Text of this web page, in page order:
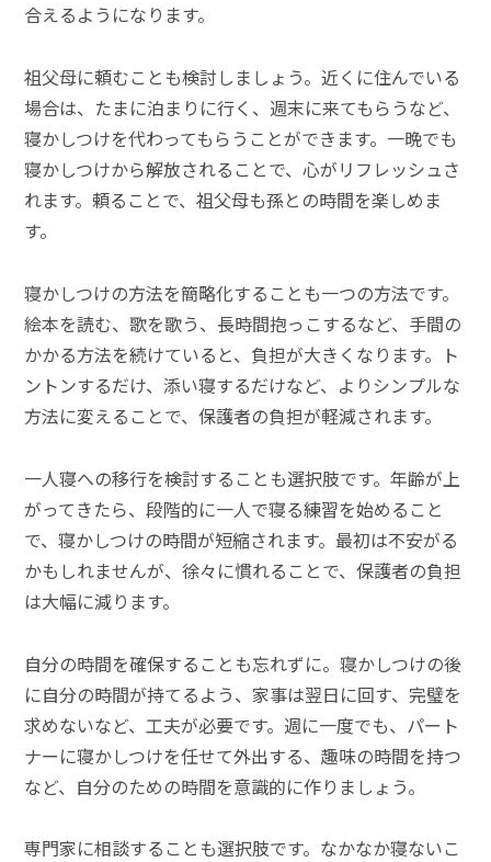
合えるようになります。
祖父母に頼むことも検討しましょう。近くに住んでいる
場合は、たまに泊まりに行く、週末に来てもらうなど、
寝かしつけを代わってもらうことができます。一晩でも
寝かしつけから解放されることで、心がリフレッシュさ
れます。頼ることで、祖父母も孫との時間を楽しめま
す。
寝かしつけの方法を簡略化することも一つの方法です。
絵本を読む、歌を歌う、長時間抱っこするなど、手間の
かかる方法を続けていると、負担が大きくなります。ト
ントンするだけ、添い寝するだけなど、よりシンプルな
方法に変えることで、保護者の負担が軽減されます。
一人寝への移行を検討することも選択肢です。年齢が上
がってきたら、段階的に一人で寝る練習を始めること
で、寝かしつけの時間が短縮されます。最初は不安がる
かもしれませんが、徐々に慣れることで、保護者の負担
は大幅に減ります。
自分の時間を確保することも忘れずに。寝かしつけの後
に自分の時間が持てるよう、家事は翌日に回す、完璧を
求めないなど、工夫が必要です。週に一度でも、パート
ナーに寝かしつけを任せて外出する、趣味の時間を持つ
など、自分のための時間を意識的に作りましょう。
専門家に相談することも選択肢です。なかなか寝ないこ